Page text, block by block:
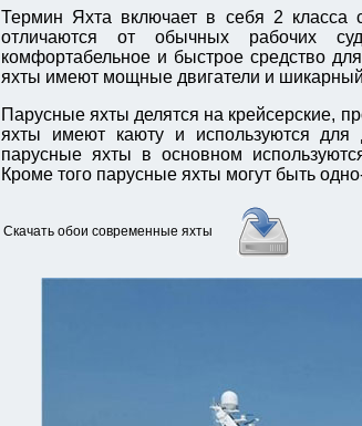
Термин Яхта включает в себя 2
отличаются от обычных рабочих
комфортабельное и быстрое средство
яхты имеют мощные двигатели и
Парусные яхты делятся на крейсерские,
яхты имеют каюту и используются для
парусные яхты в основном
Кроме того парусные яхты могут быть
Скачать обои современные яхты